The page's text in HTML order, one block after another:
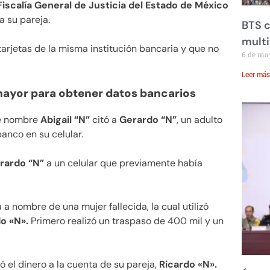
General de Justicia del Estado de México
su pareja.
de la misma institución bancaria y que no
para obtener datos bancarios
nombreAbigail “N”citó a Gerardo “N”, un adulto
en su celular.
“N”a un celular que previamente había
nombre de una mujer fallecida, la cual utilizó
«N». Primero realizó un traspaso de 400 mil y un
el dinero a la cuenta de su pareja, Ricardo «N».
BTS
6 de
Leer